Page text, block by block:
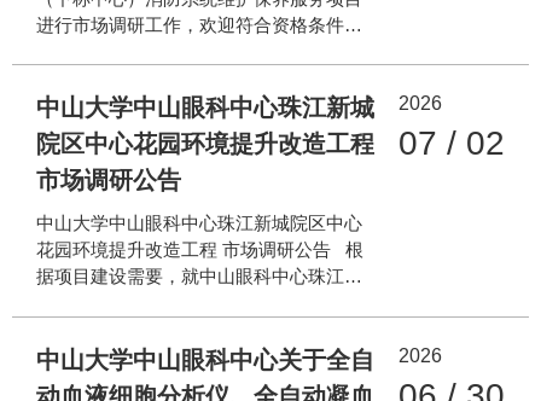
院区）、越秀区先烈南路54号（区庄院
区） 3. 项目背景：为确保两院区消毒供应
室纯水和软水系统持续稳定运行，保障手
术器械清洗消毒用水安全，现需采购更换
一批纯水系统耗材，并由供应商负责供货
进行市场调研工作，欢迎符合资格条件的
是中标资格遴选。本项目按照政府采购法
相关规定，需委托第三方招标代理进行公
开招标，项目内容如下： 一、项目背景 保
障我中心消防系统的正常运行，对区庄院
区、珠江新城院区、生物岛院区的消防系
统及消防设备、器材进行定期维护保养。
二、市场调研内容 为了制定合理有效的采
购方案及预算，我中心现对外开展市场调
研活动，希望有意向参与本项目投标或合
作的供应商能够提供以下信息和方案：
（一） 对我中心现有消防系统维护保养
中山大学中山眼科中心珠江新城
院区中心花园环境提升改造工程
市场调研公告
中山大学中山眼科中心珠江新城院区中心
花园环境提升改造工程 市场调研公告 根
据项目建设需要，就中山眼科中心珠江新
现诚邀符合资质要求的优质企业（以下简
称“供应商”）参加市场调研征集。调研公告
2026
07 / 02
中山大学中山眼科中心关于全自
2026